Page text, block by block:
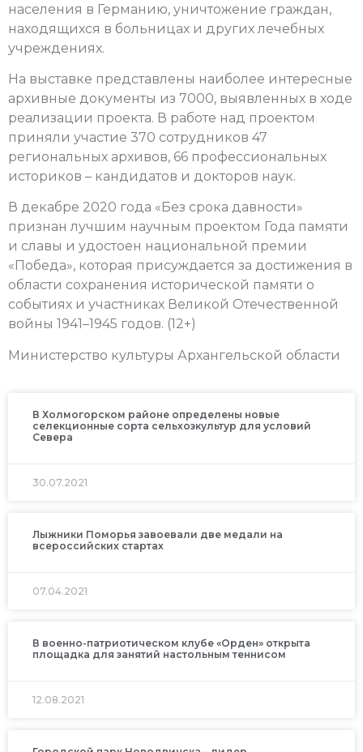
населения в Германию, уничтожение граждан,
находящихся в больницах и других лечебных
учреждениях.
На выставке представлены наиболее интересные
архивные документы из 7000, выявленных в ходе
реализации проекта. В работе над проектом
приняли участие 370 сотрудников 47
региональных архивов, 66 профессиональных
историков – кандидатов и докторов наук.
В декабре 2020 года «Без срока давности»
признан лучшим научным проектом Года памяти
и славы и удостоен национальной премии
«Победа», которая присуждается за достижения в
области сохранения исторической памяти о
событиях и участниках Великой Отечественной
войны 1941–1945 годов. (12+)
Министерство культуры Архангельской области
В Холмогорском районе определены новые
селекционные сорта сельхозкультур для условий
Севера
30.07.2021
Лыжники Поморья завоевали две медали на
всероссийских стартах
07.04.2021
В военно-патриотическом клубе «Орден» открыта
площадка для занятий настольным теннисом
12.08.2021